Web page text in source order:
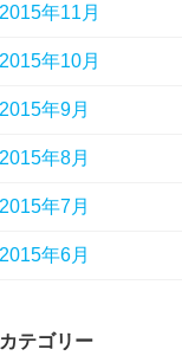
2015年11月
2015年10月
2015年9月
2015年8月
2015年7月
2015年6月
カテゴリー